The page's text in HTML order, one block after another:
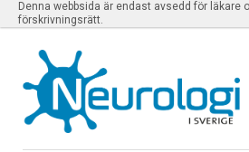
Denna webbsida är endast avsedd för läkare
förskrivningsrätt.